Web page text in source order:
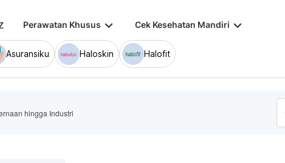
Perawatan Khusus keyboard_arrow_down Cek Kesehatan Mandiri keyboard_arrow_down
Asuransiku Haloskin Halofit
hingga Industri